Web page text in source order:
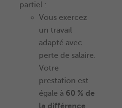
partiel :
Vous exercez
un travail
adapté avec
perte de salaire.
Votre
prestation est
égale à 60 % de
la différence